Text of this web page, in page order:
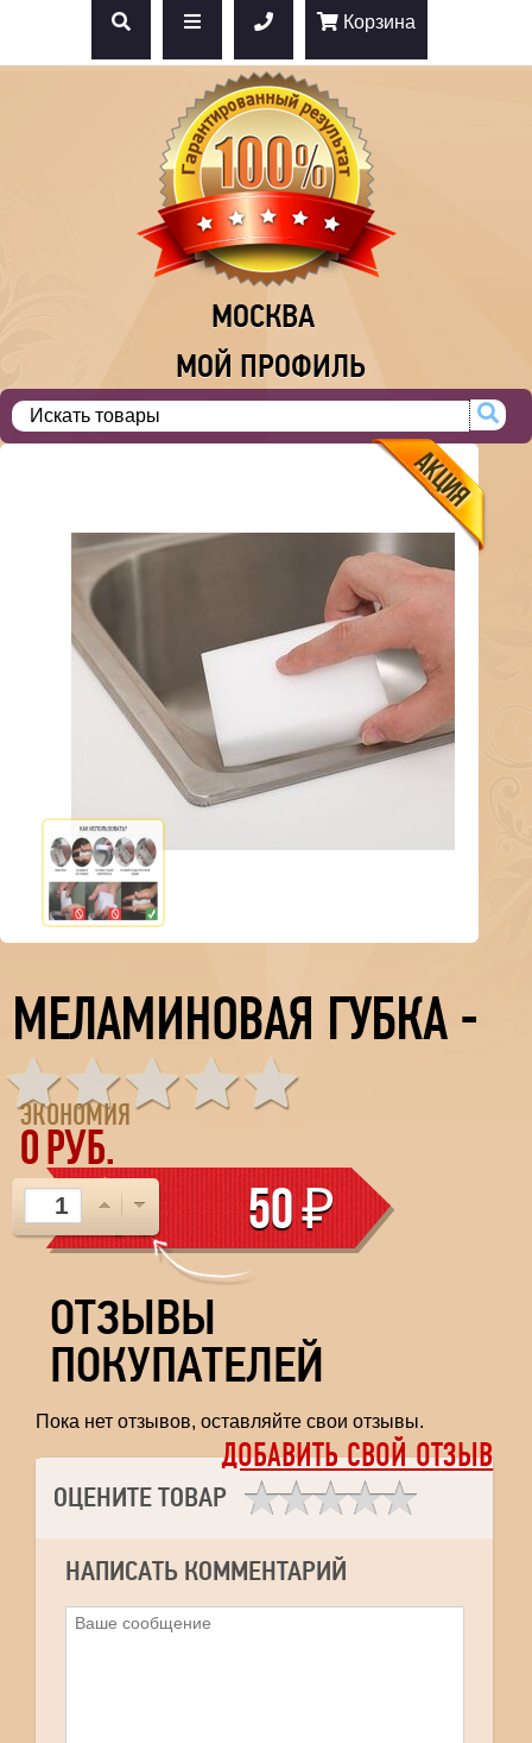
Корзина
МОСКВА
МОЙ ПРОФИЛЬ
МЕЛАМИНОВАЯ ГУБКА - 1
ЭКОНОМИЯ
0РУБ.
50₽
ОТЗЫВЫ
ПОКУПАТЕЛЕЙ
Пока нет отзывов, оставляйте свои отзывы.
ДОБАВИТЬ СВОЙ ОТЗЫВ
ОЦЕНИТЕ ТОВАР
НАПИСАТЬ КОММЕНТАРИЙ